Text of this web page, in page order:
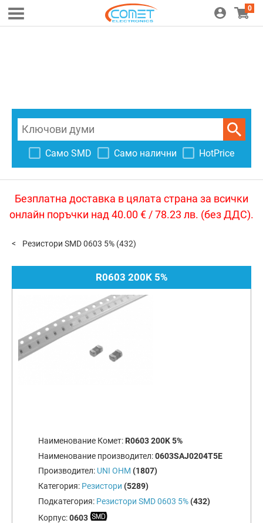
0
Само SMD Само налични HotPrice
Безплатна доставка в цялата страна за всички
онлайн поръчки над 40.00 € / 78.23 лв. (без ДДС).
Резистори SMD 0603 5% (432)
R0603 200K 5%
Наименование Комет: R0603 200K 5%
Наименование производител:0603SAJ0204T5E
Производител: UNI OHM (1807)
Категория: Резистори (5289)
Подкатегория: Резистори SMD 0603 5% (432)
Корпус:0603